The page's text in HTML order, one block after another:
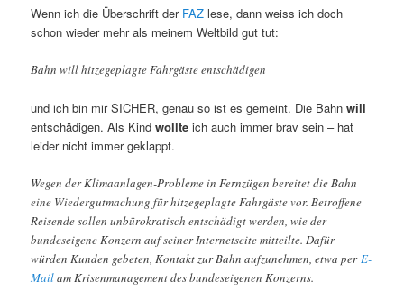
Wenn ich die Überschrift der FAZ lese, dann weiss ich doch
schon wieder mehr als meinem Weltbild gut tut:
Bahn will hitzegeplagte Fahrgäste entschädigen
und ich bin mir SICHER, genau so ist es gemeint. Die Bahnwill
entschädigen. Als Kindwollte ich auch immer brav sein – hat
leider nicht immer geklappt.
Wegen der Klimaanlagen-Probleme in Fernzügen bereitet die Bahn
eine Wiedergutmachung für hitzegeplagte Fahrgäste vor. Betroffene
Reisende sollen unbürokratisch entschädigt werden, wie der
bundeseigene Konzern auf seiner Internetseite mitteilte. Dafür
würden Kunden gebeten, Kontakt zur Bahn aufzunehmen, etwa perE-
Mailam Krisenmanagement des bundeseigenen Konzerns.